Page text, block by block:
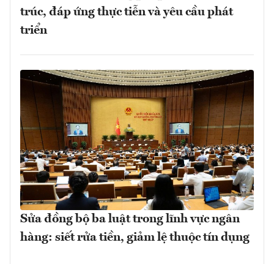
trúc, đáp ứng thực tiễn và yêu cầu phát
triển
Sửa đồng bộ ba luật trong lĩnh vực ngân
hàng: siết rửa tiền, giảm lệ thuộc tín dụng